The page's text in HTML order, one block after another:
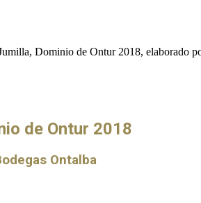
Dominio de Ontur 2018, elaborado
de Ontur 2018
Ontalba